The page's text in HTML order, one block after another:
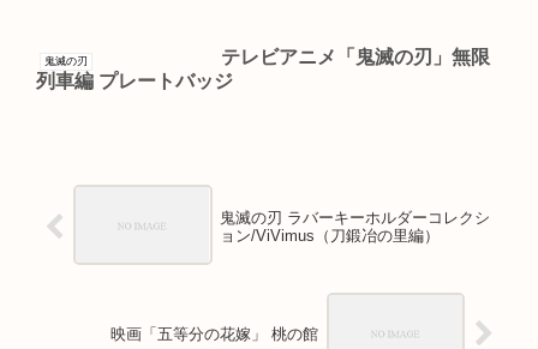
鬼滅の刃
テレビアニメ「鬼滅の刃」無限
列車編 プレートバッジ
鬼滅の刃 ラバーキーホルダーコレクシ
ョン/ViVimus（刀鍛冶の里編）
映画「五等分の花嫁」 桃の館